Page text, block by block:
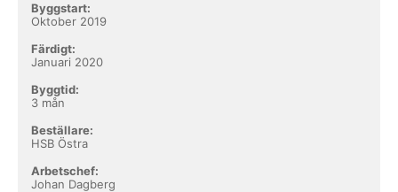
Byggstart:
Oktober 2019
Färdigt:
Januari 2020
Byggtid:
3 mån
Beställare:
HSB Östra
Arbetschef:
Johan Dagberg